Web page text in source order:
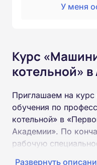
У меня
Курс
котельной» в
Приглашаем на курс
обучения по
котельной» в
Академии». По
рабочую
Развернуть